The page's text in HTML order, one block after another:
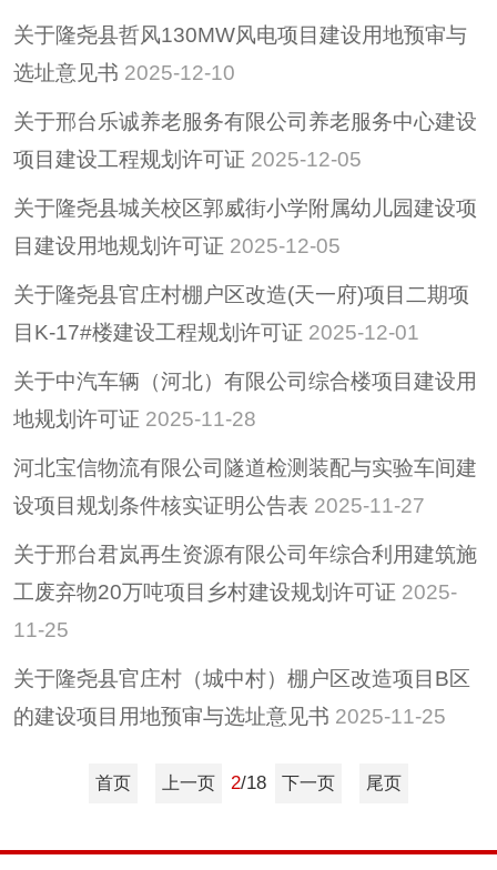
关于隆尧县哲风130MW风电项目建设用地预审与
选址意见书 2025-12-10
关于邢台乐诚养老服务有限公司养老服务中心建设
项目建设工程规划许可证 2025-12-05
关于隆尧县城关校区郭威街小学附属幼儿园建设项
目建设用地规划许可证 2025-12-05
关于隆尧县官庄村棚户区改造(天一府)项目二期项
目K-17#楼建设工程规划许可证 2025-12-01
关于中汽车辆（河北）有限公司综合楼项目建设用
地规划许可证 2025-11-28
河北宝信物流有限公司隧道检测装配与实验车间建
设项目规划条件核实证明公告表 2025-11-27
关于邢台君岚再生资源有限公司年综合利用建筑施
工废弃物20万吨项目乡村建设规划许可证 2025-
11-25
关于隆尧县官庄村（城中村）棚户区改造项目B区
的建设项目用地预审与选址意见书 2025-11-25
首页 上一页 2/18 下一页 尾页